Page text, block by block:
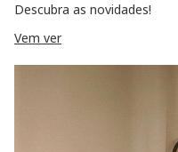
Descubra as novidades!
Vem ver